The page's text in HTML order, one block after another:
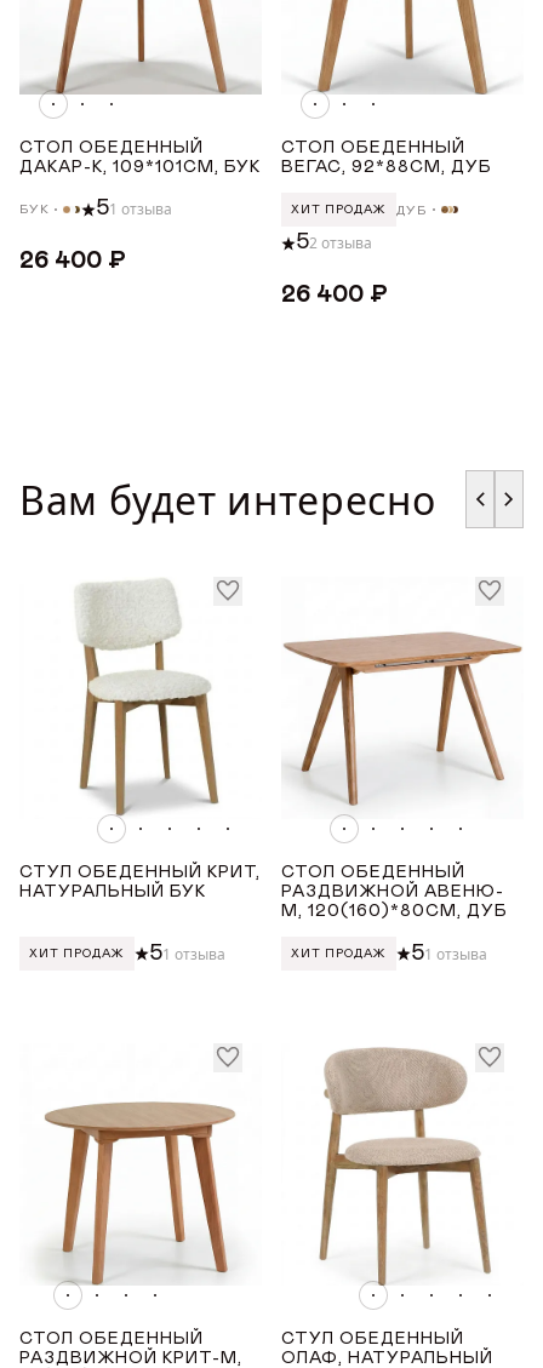
ДИЗАЙНЕРАМ
СОТРУДНИЧЕСТВО
ДИЛЕРАМ
Награды
Телепроекты
VK Youtube TelegramMAXЯндекс РитмPinterest
ТИП МЕХАНИЗМА РАЗДВИЖЕНИЯ
Нет
КОЛИЧЕСТВО ПОСАДОЧНЫХ МЕСТ
до 3
РОССИЯ
ТОНИРОВКА
Белая эмаль
Орех
Светлый дуб с чёрной патиной
Светлый дуб
Светлый дуб с коричневой патиной
Показать все
ПОКРЫТИЕ СТОЛЕШНИЦЫ
до
ШИРИНА ТОВАРА (СМ)
ВЫСОТА ТОВАРА (СМ)
СТОЛ ОБЕДЕННЫЙ
ДАКАР-К, 109*101СМ, БУК
БУК 51 отзыва
26 400 ₽
СТОЛ ОБЕДЕННЫЙ
ВЕГАС, 92*88СМ, ДУБ
ХИТ ПРОДАЖ ДУБ
52 отзыва
26 400 ₽
Вам будет интересно
СТУЛ ОБЕДЕННЫЙ КРИТ,
НАТУРАЛЬНЫЙ БУК
ХИТ ПРОДАЖ 51 отзыва
СТОЛ ОБЕДЕННЫЙ
РАЗДВИЖНОЙ АВЕНЮ-
М, 120(160)*80СМ, ДУБ
ХИТ ПРОДАЖ 51 отзыва
СТОЛ ОБЕДЕННЫЙ
РАЗДВИЖНОЙ КРИТ-М,
СТУЛ ОБЕДЕННЫЙ
ОЛАФ, НАТУРАЛЬНЫЙ